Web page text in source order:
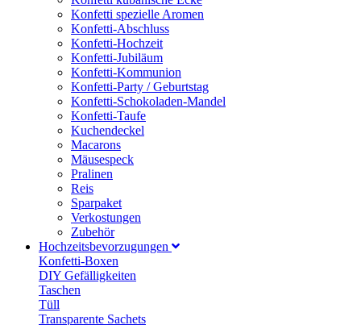
Konfetti spezielle Aromen
Konfetti-Abschluss
Konfetti-Hochzeit
Konfetti-Jubiläum
Konfetti-Kommunion
Konfetti-Party / Geburtstag
Konfetti-Schokoladen-Mandel
Konfetti-Taufe
Kuchendeckel
Macarons
Mäusespeck
Pralinen
Reis
Sparpaket
Verkostungen
Zubehör
Hochzeitsbevorzugungen
Konfetti-Boxen
DIY Gefälligkeiten
Taschen
Tüll
Transparente Sachets